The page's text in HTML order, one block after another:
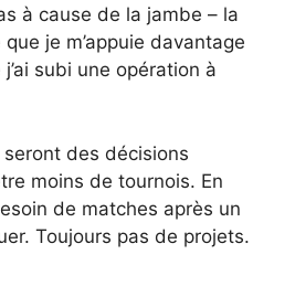
à cause de la jambe – la
je m’appuie davantage
subi une opération à
des décisions
moins de tournois. En
de matches après un
Toujours pas de projets.